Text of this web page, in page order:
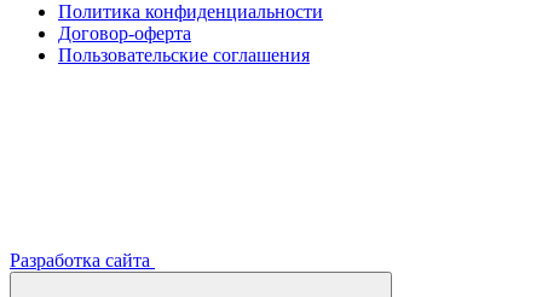
Политика конфиденциальности
Договор-оферта
Пользовательские соглашения
Разработка сайта